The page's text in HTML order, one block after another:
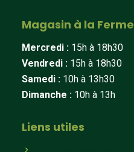
Magasin à la Ferme
Mercredi : 15h à 18h30
Vendredi : 15h à 18h30
Samedi : 10h à 13h30
Dimanche : 10h à 13h
Liens utiles